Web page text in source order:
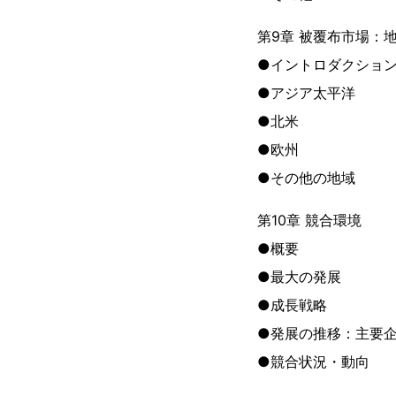
第9章 被覆布市場：
●イントロダクション
●アジア太平洋
●北米
●欧州
●その他の地域
第10章 競合環境
●概要
●最大の発展
●成長戦略
●発展の推移：主要
●競合状況・動向